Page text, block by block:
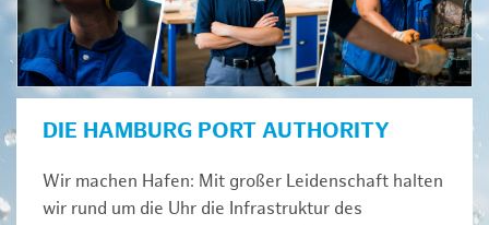
DIE HAMBURG PORT AUTHORITY
Wir machen Hafen: Mit großer Leidenschaft halten
wir rund um die Uhr die Infrastruktur des